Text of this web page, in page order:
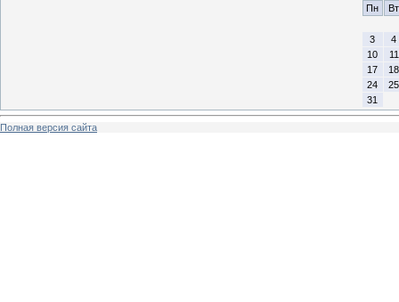
Пн
Вт
3
4
10
11
17
18
24
25
31
Полная версия сайта